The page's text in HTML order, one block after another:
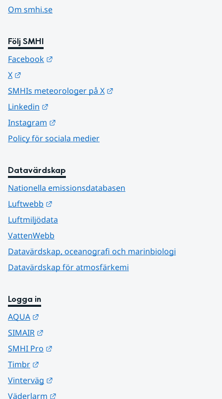
Om smhi.se
Följ SMHI
Facebook
X
SMHIs meteorologer på X
Linkedin
Instagram
Policy för sociala medier
Datavärdskap
Nationella emissionsdatabasen
Luftwebb
Luftmiljödata
VattenWebb
Datavärdskap, oceanografi och marinbiologi
Datavärdskap för atmosfärkemi
Logga in
AQUA
SIMAIR
SMHI Pro
Timbr
Vinterväg
Väderlarm